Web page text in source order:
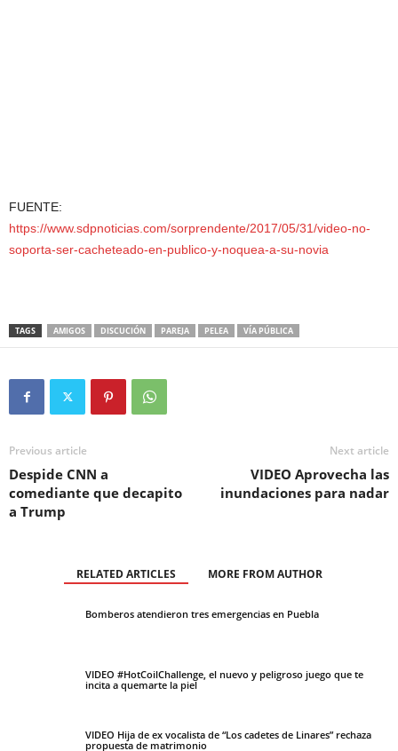
FUENTE:
https://www.sdpnoticias.com/sorprendente/2017/05/31/video-no-
soporta-ser-cacheteado-en-publico-y-noquea-a-su-novia
TAGS AMIGOS DISCUCIÓN PAREJA PELEA VÍA PÚBLICA
Previous article
Despide CNN a
comediante que decapito
a Trump
Next article
VIDEO Aprovecha las
inundaciones para nadar
RELATED ARTICLES MORE FROM AUTHOR
Bomberos atendieron tres emergencias en Puebla
VIDEO #HotCoilChallenge, el nuevo y peligroso juego que te
incita a quemarte la piel
VIDEO Hija de ex vocalista de “Los cadetes de Linares” rechaza
propuesta de matrimonio